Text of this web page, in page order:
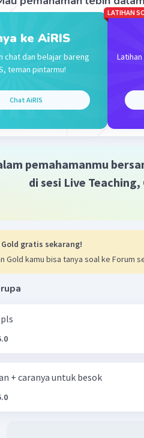
ke AiRIS
chat dan belajar bareng
teman pintarmu!
Chat AiRIS
LATIHAN
pemahamanmu
di sesi Live Teaching,
gratis sekarang!
Gold kamu bisa tanya soal ke Forum
+ caranya untuk besok